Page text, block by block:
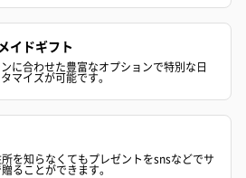
いたします。ギフトへの＋αにおすすめ
イドギフト
に合わせた豊富なオプションで特別な日
マイズが可能です。
を知らなくてもプレゼントをsnsなどでサ
ることができます。